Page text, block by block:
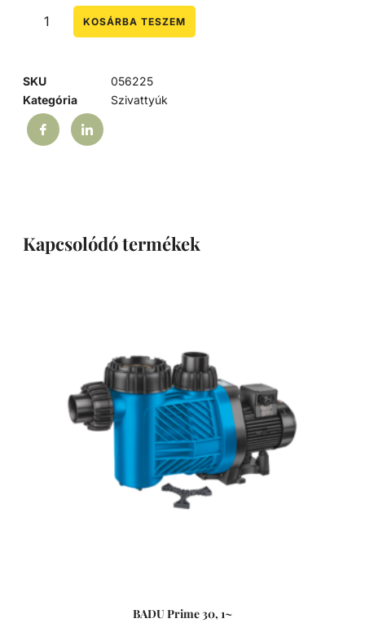
KOSÁRBA TESZEM
SKU
056225
Kategória
Szivattyúk
Kapcsolódó termékek
BADU Prime 30, 1~